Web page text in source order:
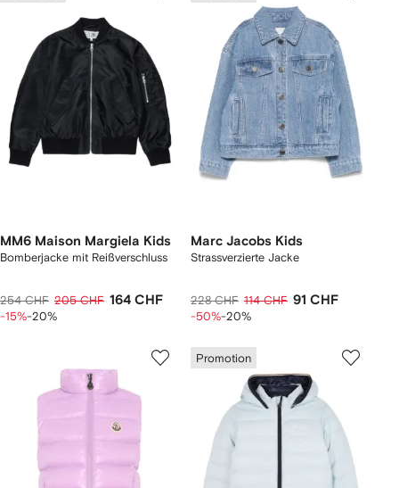
MM6 Maison Margiela Kids
Bomberjacke mit Reißverschluss
254 CHF 205 CHF 164 CHF
-15%-20%
Marc Jacobs Kids
Strassverzierte Jacke
228 CHF 114 CHF 91 CHF
-50%-20%
Promotion